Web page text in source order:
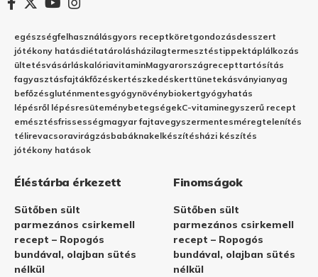
egészségfelhasználásgyors receptköretgondozásdesszert
jótékony hatásdiétatárolásházilagtermesztéstippektáplálkozás
ültetésvásárláskalóriavitaminMagyarországrecepttartósítás
fagyasztásfajtákfőzéskertészkedéskerttünetekásványianyag
befőzésgluténmentesgyógynövénybiokertgyógyhatás
lépésről lépésresüteménybetegségekC-vitaminegyszerű recept
emésztésfrissességmagyar fajtavegyszermentesméregtelenítés
télirevacsoravirágzásbabáknakelkészítésházi készítés
jótékony hatások
Éléstárba érkezett
Sütőben sült
parmezános csirkemell
recept – Ropogós
bundával, olajban sütés
nélkül
Finomságok
Sütőben sült
parmezános csirkemell
recept – Ropogós
bundával, olajban sütés
nélkül